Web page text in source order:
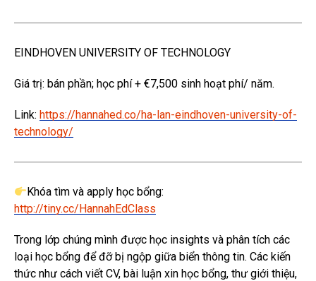
EINDHOVEN UNIVERSITY OF TECHNOLOGY
Giá trị: bán phần; học phí + €7,500 sinh hoạt phí/ năm.
Link: https://hannahed.co/ha-lan-eindhoven-university-of-
technology/
Khóa tìm và apply học bổng:
http://tiny.cc/HannahEdClass
Trong lớp chúng mình được học insights và phân tích các
loại học bổng để đỡ bị ngộp giữa biển thông tin. Các kiến
thức như cách viết CV, bài luận xin học bổng, thư giới thiệu,